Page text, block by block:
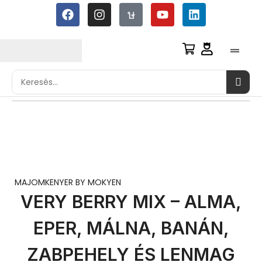
MAJOMKENYER BY MOKYEN
VERY BERRY MIX – ALMA,
EPER, MÁLNA, BANÁN,
ZABPEHELY ÉS LENMAG